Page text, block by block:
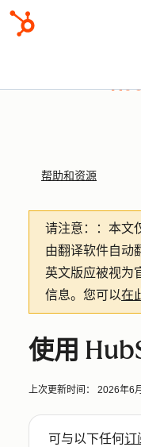
帮助和资源
请注意： ：本文
由翻译软件自动
英文版应被视为
信息。您可以在
使用
上次更新时间： 2026年6
可与以下任何订